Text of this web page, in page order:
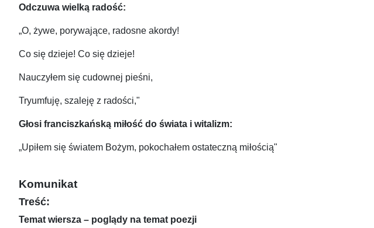
Odczuwa wielką radość:
„O, żywe, porywające, radosne akordy!
Co się dzieje! Co się dzieje!
Nauczyłem się cudownej pieśni,
Tryumfuję, szaleję z radości,"
Głosi franciszkańską miłość do świata i witalizm:
„Upiłem się światem Bożym, pokochałem ostateczną miłością"
Komunikat
Treść:
Temat wiersza – poglądy na temat poezji